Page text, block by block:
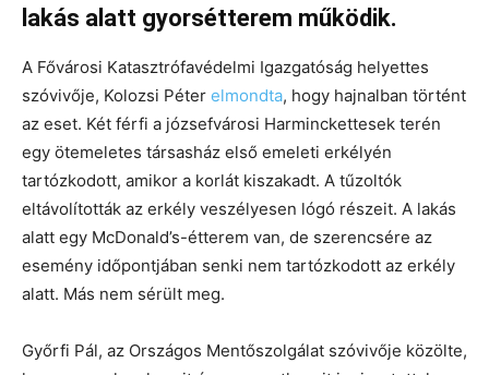
lakás alatt gyorsétterem működik.
A Fővárosi Katasztrófavédelmi Igazgatóság helyettes
szóvivője, Kolozsi Péter elmondta, hogy hajnalban történt
az eset. Két férfi a józsefvárosi Harminckettesek terén
egy ötemeletes társasház első emeleti erkélyén
tartózkodott, amikor a korlát kiszakadt. A tűzoltók
eltávolították az erkély veszélyesen lógó részeit. A lakás
alatt egy McDonald’s-étterem van, de szerencsére az
esemény időpontjában senki nem tartózkodott az erkély
alatt. Más nem sérült meg.
Győrfi Pál, az Országos Mentőszolgálat szóvivője közölte,